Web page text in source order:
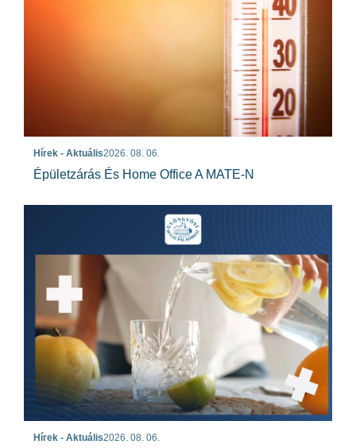
Hírek - Aktuális2026. 08. 06.
Épületzárás És Home Office A MATE-N
Hírek - Aktuális2026. 08. 06.